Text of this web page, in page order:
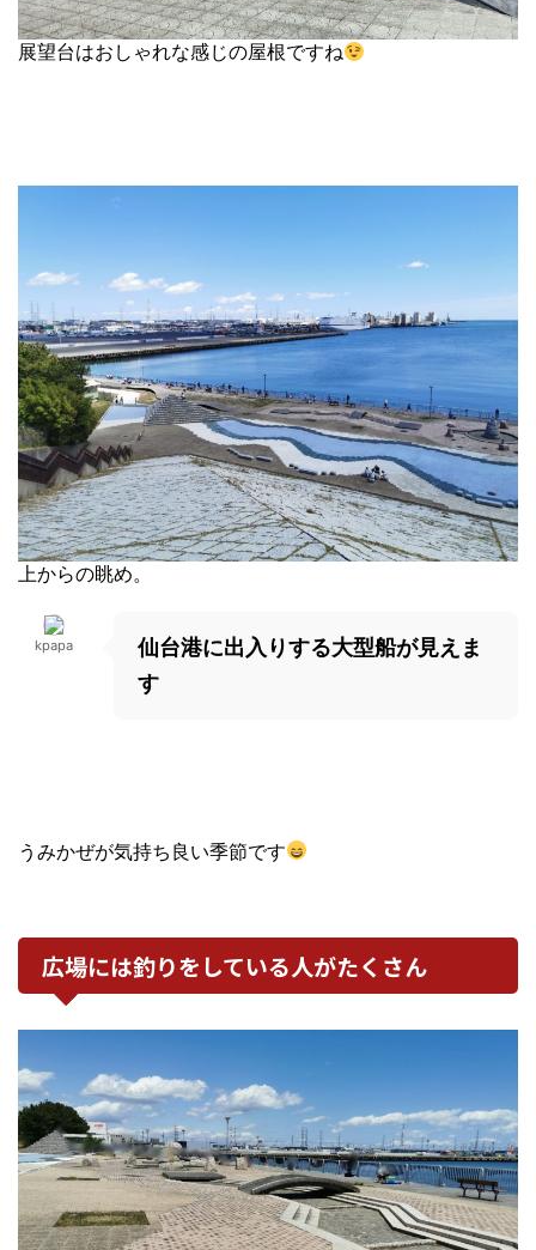
展望台はおしゃれな感じの屋根ですね
上からの眺め。
kpapa
仙台港に出入りする大型船が見えま
す
うみかぜが気持ち良い季節です
広場には釣りをしている人がたくさん